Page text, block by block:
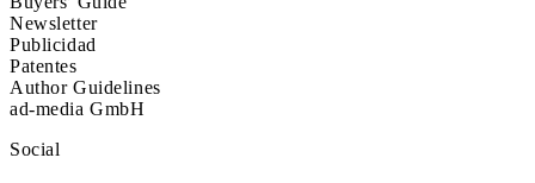
Newsletter
Publicidad
Patentes
Author Guidelines
ad-media GmbH
Social